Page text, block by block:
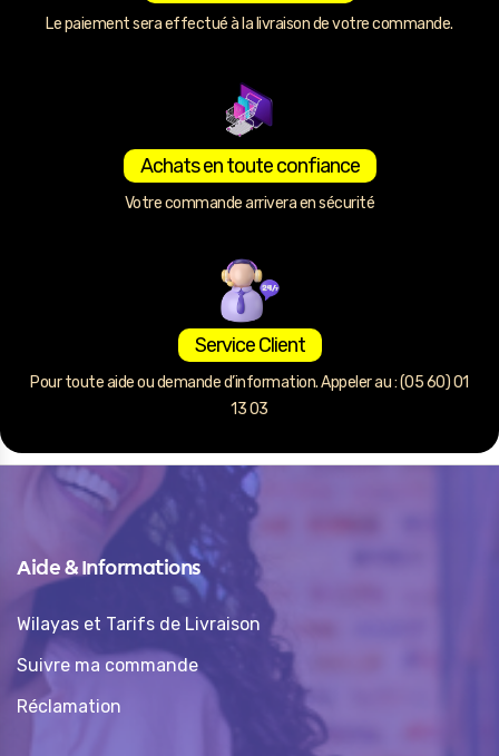
Le paiement sera effectué à la livraison de votre commande.
Achats en toute confiance
Votre commande arrivera en sécurité
Service Client
Pour toute aide ou demande d’information. Appeler au : (05 60) 01
13 03
Aide & Informations
Wilayas et Tarifs de Livraison
Suivre ma commande
Réclamation